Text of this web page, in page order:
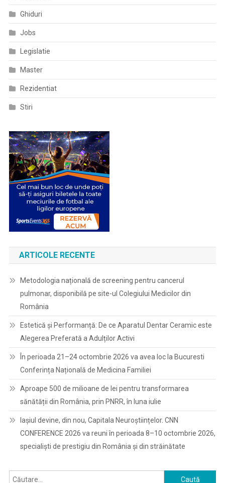
Ghiduri
Jobs
Legislatie
Master
Rezidentiat
Stiri
ARTICOLE RECENTE
Metodologia națională de screening pentru cancerul
pulmonar, disponibilă pe site-ul Colegiului Medicilor din
România
Estetică și Performanță: De ce Aparatul Dentar Ceramic este
Alegerea Preferată a Adulților Activi
În perioada 21–24 octombrie 2026 va avea loc la Bucuresti
Conferința Națională de Medicina Familiei
Aproape 500 de milioane de lei pentru transformarea
sănătății din România, prin PNRR, în luna iulie
Iașiul devine, din nou, Capitala Neuroștiințelor. CNN
CONFERENCE 2026 va reuni în perioada 8–10 octombrie 2026,
specialiști de prestigiu din România și din străinătate
Caută